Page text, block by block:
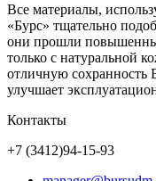
Все материалы,
«Бурс» тщательно
они прошли
только с натуральной
отличную сохранность
улучшает
Контакты
+7 (3412)94-15-93